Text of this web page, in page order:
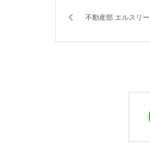
不動産部 エルスリ